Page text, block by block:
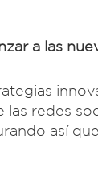
a las
redes
así